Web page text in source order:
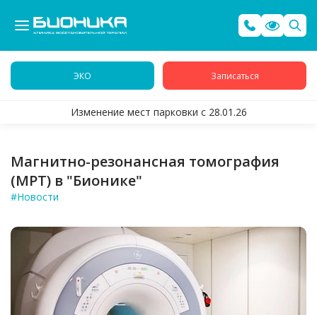
ЭКО Записаться
Изменение мест парковки с 28.01.26
Магнитно-резонансная томография
(МРТ) в "Бионике"
#Новости